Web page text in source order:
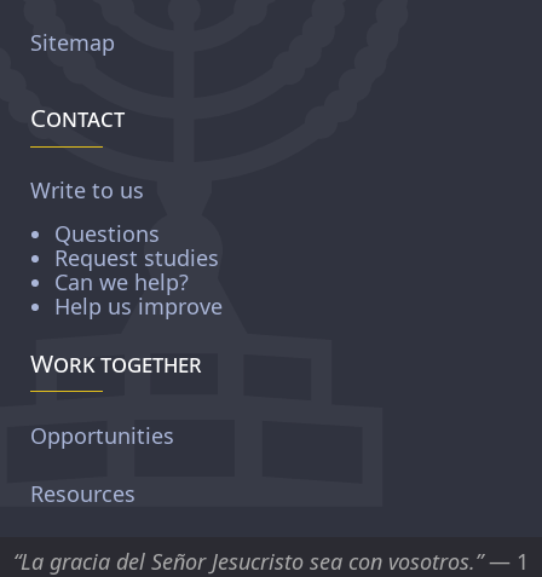
Sitemap
Contact
Write to us
Questions
Request studies
Can we help?
Help us improve
Work together
Opportunities
Resources
“La gracia del Señor Jesucristo sea con vosotros.”— 1